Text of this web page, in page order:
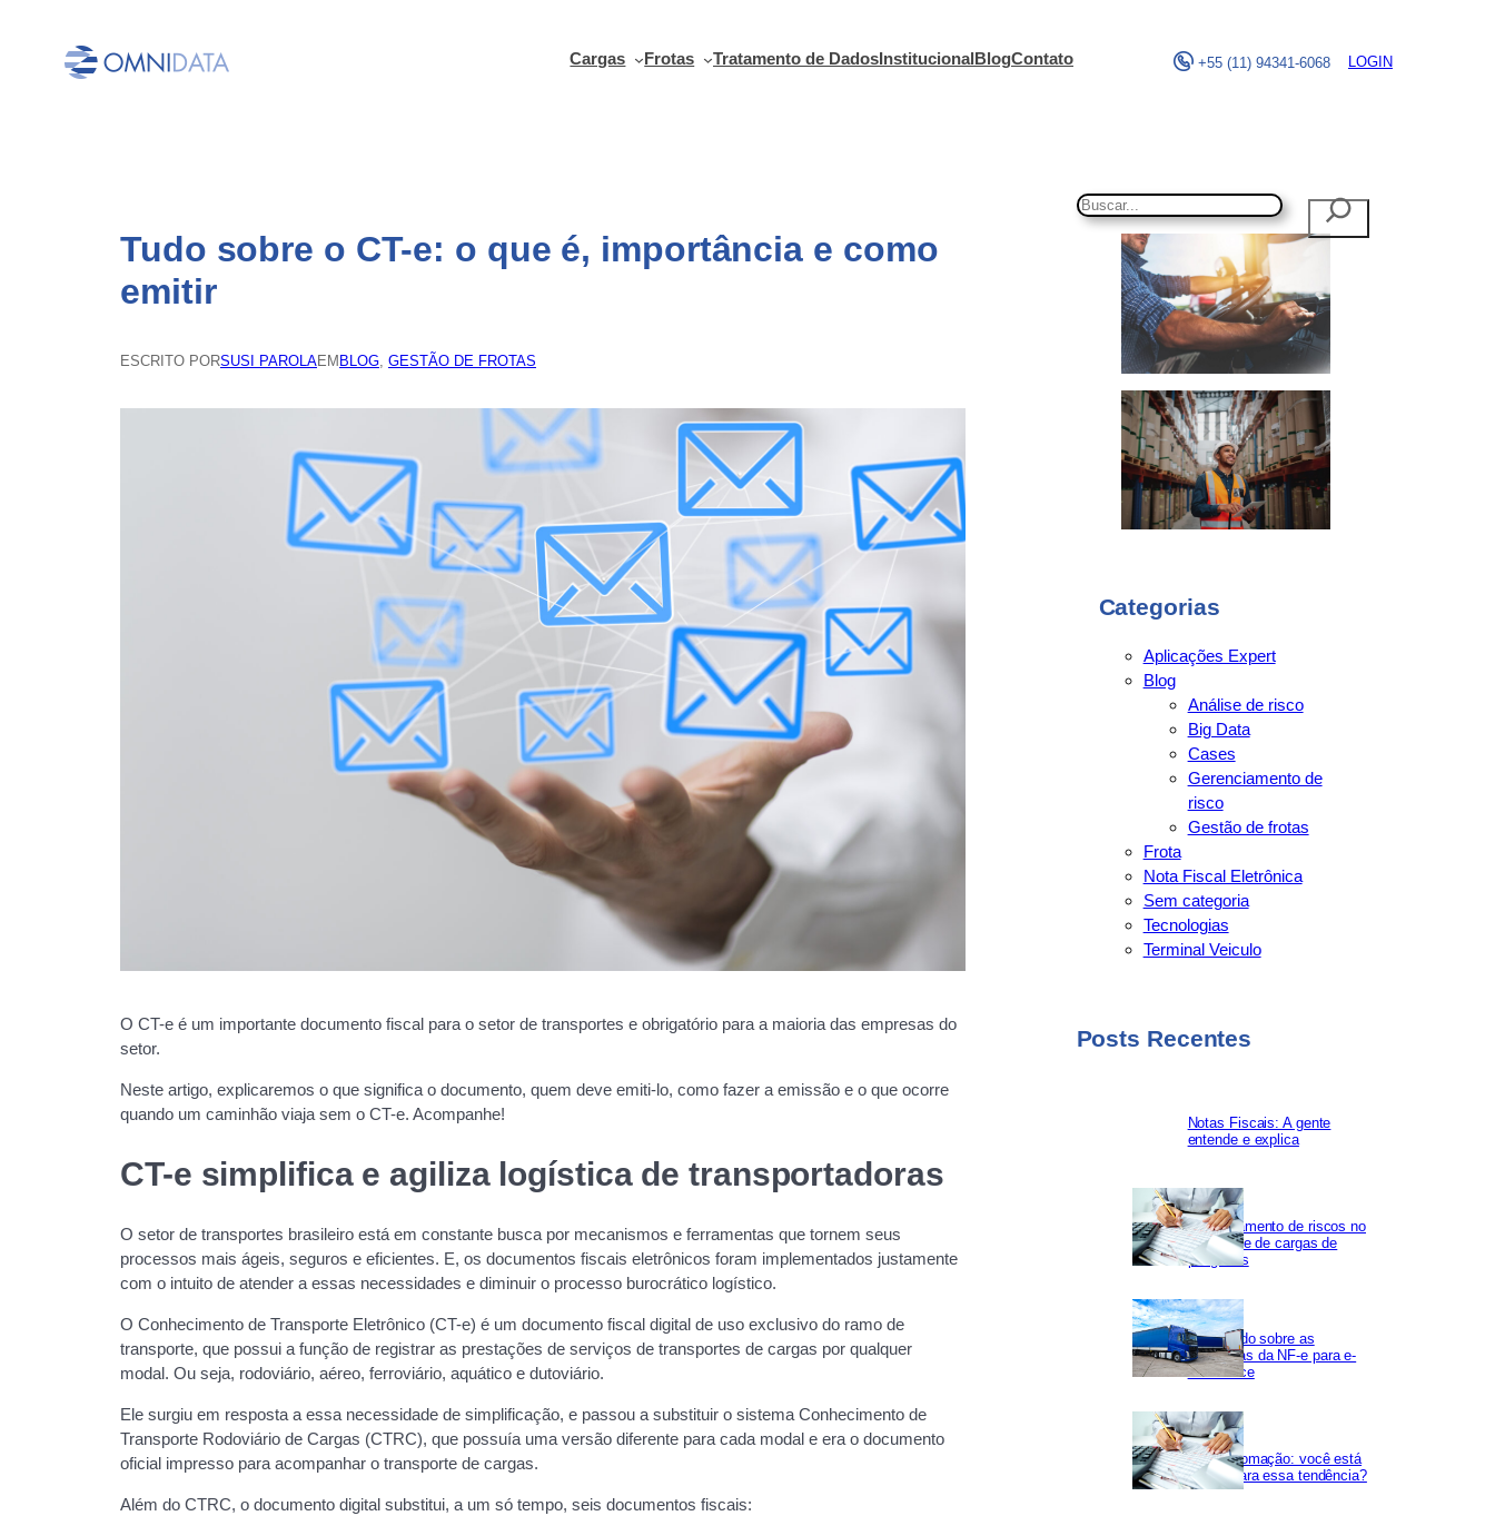
Cargas Frotas Tratamento de DadosInstitucionalBlogContato +55 (11) 94341-6068 LOGIN
Tudo sobre o CT-e: o que é, importância e como
emitir
ESCRITO PORSUSI PAROLAEM BLOG GESTÃO DE FROTAS
O CT-e é um importante documento fiscal para o setor de transportes e obrigatório para a maioria das empresas do
setor.
Neste artigo, explicaremos o que significa o documento, quem deve emiti-lo, como fazer a emissão e o que ocorre
quando um caminhão viaja sem o CT-e. Acompanhe!
CT-e simplifica e agiliza logística de transportadoras
O setor de transportes brasileiro está em constante busca por mecanismos e ferramentas que tornem seus
processos mais ágeis, seguros e eficientes. E, os documentos fiscais eletrônicos foram implementados justamente
com o intuito de atender a essas necessidades e diminuir o processo burocrático logístico.
O Conhecimento de Transporte Eletrônico (CT-e) é um documento fiscal digital de uso exclusivo do ramo de
transporte, que possui a função de registrar as prestações de serviços de transportes de cargas por qualquer
modal. Ou seja, rodoviário, aéreo, ferroviário, aquático e dutoviário.
Ele surgiu em resposta a essa necessidade de simplificação, e passou a substituir o sistema Conhecimento de
Transporte Rodoviário de Cargas (CTRC), que possuía uma versão diferente para cada modal e era o documento
oficial impresso para acompanhar o transporte de cargas.
Além do CTRC, o documento digital substitui, a um só tempo, seis documentos fiscais:
Categorias
Aplicações Expert
Blog
Análise de risco
Big Data
Cases
Gerenciamento de
risco
Gestão de frotas
Frota
Nota Fiscal Eletrônica
Sem categoria
Tecnologias
Terminal Veiculo
Posts Recentes
Notas Fiscais: A gente
entende e explica
Gerenciamento de riscos no
transporte de cargas de
perigosas
Saiba tudo sobre as
mudanças da NF-e para e-
commerce
Hiperautomação: você está
pronto para essa tendência?